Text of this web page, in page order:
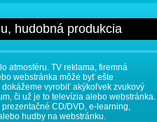
hudobná produkcia
atmosféru. TV reklama, firemná
webstránka môže byť ešte
vyrobiť akýkoľvek zvukový
či už je to televízia alebo webstránka.
CD/DVD, e-learning,
hudby na webstránku.